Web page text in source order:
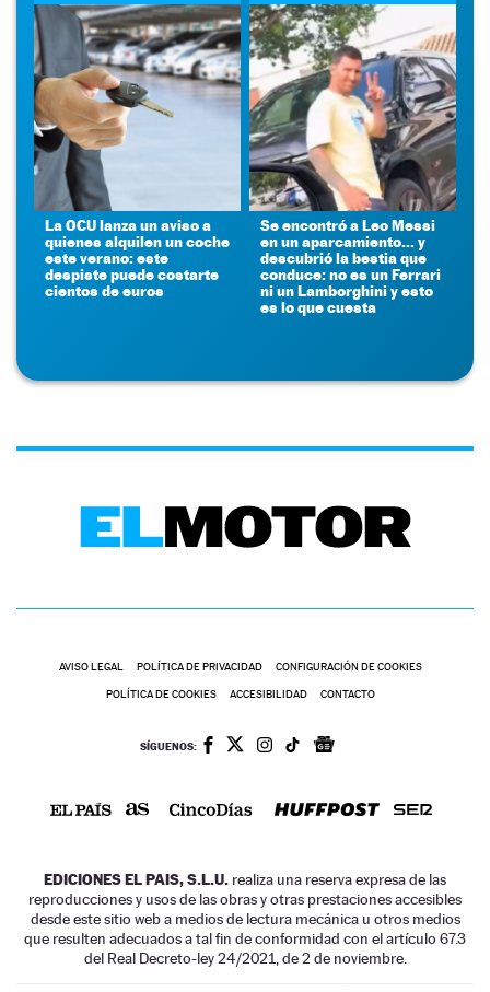
La OCU lanza un aviso a
quienes alquilen un coche
este verano: este
despiste puede costarte
cientos de euros
Se encontró a Leo Messi
en un aparcamiento... y
descubrió la bestia que
conduce: no es un Ferrari
ni un Lamborghini y esto
es lo que cuesta
AVISO LEGAL POLÍTICA DE PRIVACIDAD CONFIGURACIÓN DE COOKIES
POLÍTICA DE COOKIES ACCESIBILIDAD CONTACTO
SÍGUENOS:
EDICIONES EL PAIS, S.L.U. realiza una reserva expresa de las
reproducciones y usos de las obras y otras prestaciones accesibles
desde este sitio web a medios de lectura mecánica u otros medios
que resulten adecuados a tal fin de conformidad con el artículo 67.3
del Real Decreto-ley 24/2021, de 2 de noviembre.